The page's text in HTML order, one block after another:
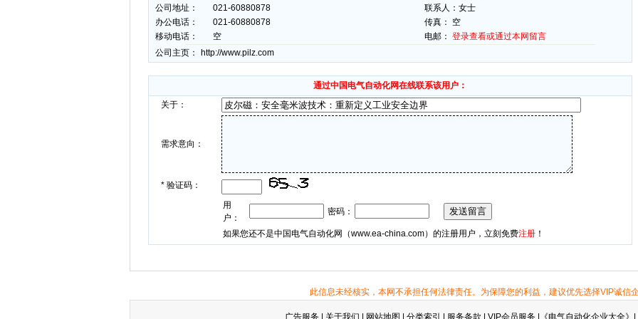
公司地址：
021-60880878 联系人： 女士
办公电话：
021-60880878
传真： 空
移动电话：
空 电邮： 登录查看或通过本网留言
公司主页：
http://www.pilz.com
通过中国电气自动化网在线联系该用户：
关于：
需求意向：
* 验证码：
用
户：
密码：
如果您还不是中国电气自动化网（www.ea-china.com）的注册用户，立刻免费注册 ！
此信息未经核实，本网不承担任何法律责任。为保障您的利益，建议优先选择VIP诚信
广告服务 关于我们 网站地图 分类索引 服务条款 VIP会员服务 《电气自动化企业大全》